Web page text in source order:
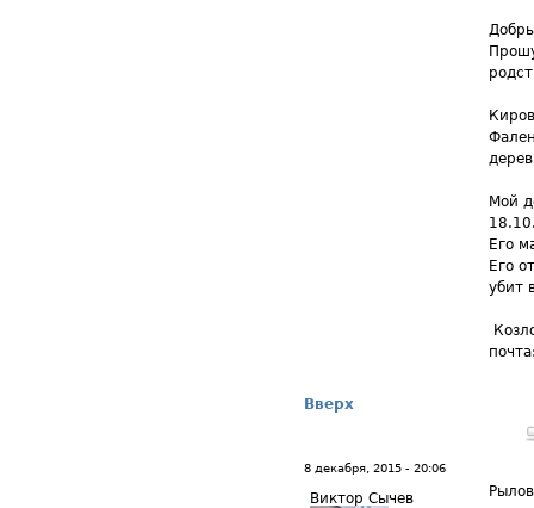
Мой
Его
Его
убит
Вверх
8 декабря, 2015 - 20:06
Виктор Сычев